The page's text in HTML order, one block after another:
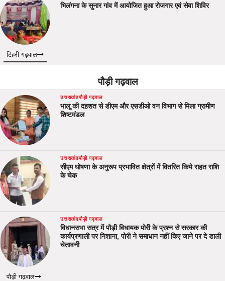
भिलंगना के सुनार गांव में आयोजित हुआ रोजगार एवं सेवा शिविर
टिहरी गढ़वाल
पौड़ी गढ़वाल
उत्तराखंडपौड़ी गढ़वाल
भालू की दहशत से डीएम और एसडीओ वन विभाग से मिला ग्रामीण
शिष्टमंडल
उत्तराखंडपौड़ी गढ़वाल
सीएम घोषणा के अनुरूप प्रभावित क्षेत्रों में वितरित किये राहत राशि
के चेक
उत्तराखंडपौड़ी गढ़वाल
विधानसभा सत्र में पौड़ी विधायक पोरी के प्रश्न से सरकार की
कार्यप्रणाली पर निशाना, पोरी ने समाधान नहीं किए जाने पर दे डाली
चेतावनी
पौड़ी गढ़वाल